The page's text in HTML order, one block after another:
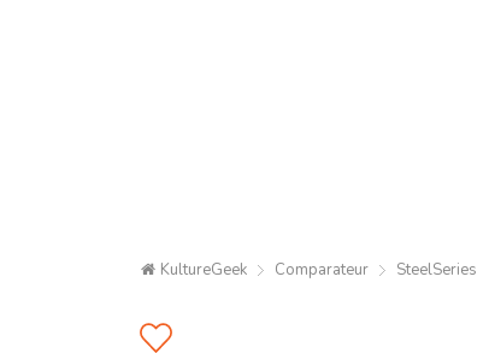
KultureGeek Comparateur SteelSeries